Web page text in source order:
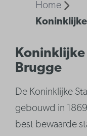
Home
Brugge
De Koninklijke
gebouwd in
best bewaarde